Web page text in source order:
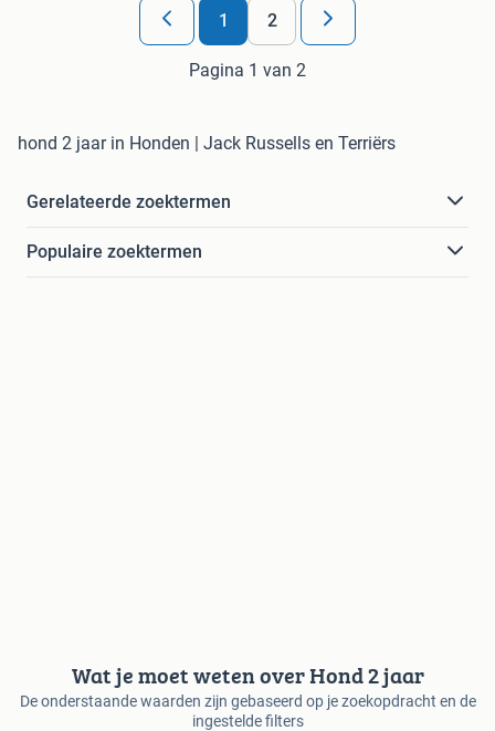
1 2
Pagina 1 van 2
hond 2 jaar in Honden | Jack Russells en Terriërs
Gerelateerde zoektermen
Populaire zoektermen
Wat je moet weten over Hond 2 jaar
De onderstaande waarden zijn gebaseerd op je zoekopdracht en de
ingestelde filters